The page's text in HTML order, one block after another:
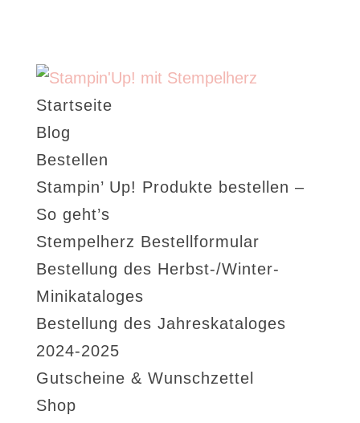
Startseite
Blog
Bestellen
Stampin’ Up! Produkte bestellen –
So geht’s
Stempelherz Bestellformular
Bestellung des Herbst-/Winter-
Minikataloges
Bestellung des Jahreskataloges
2024-2025
Gutscheine & Wunschzettel
Shop